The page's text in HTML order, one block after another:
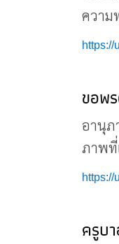
ความ
https://
ขอพ
อานุภ
ภาพที่
https://
ครูบ